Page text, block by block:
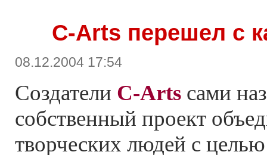
C-Arts перешел с
08.12.2004 17:54
Создатели C-Arts сами
собственный проект
творческих людей с